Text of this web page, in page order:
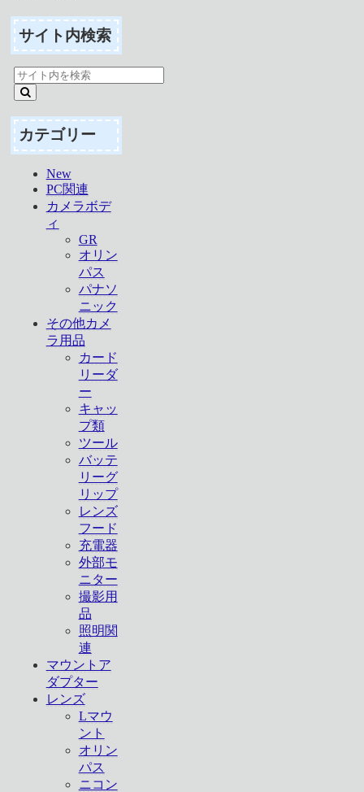
サイト内検索
カテゴリー
New
PC関連
カメラボデ
ィ
GR
オリン
パス
パナソ
ニック
その他カメ
ラ用品
カード
リーダ
ー
キャッ
プ類
ツール
バッテ
リーグ
リップ
レンズ
フード
充電器
外部モ
ニター
撮影用
品
照明関
連
マウントア
ダプター
レンズ
Lマウ
ント
オリン
パス
ニコン